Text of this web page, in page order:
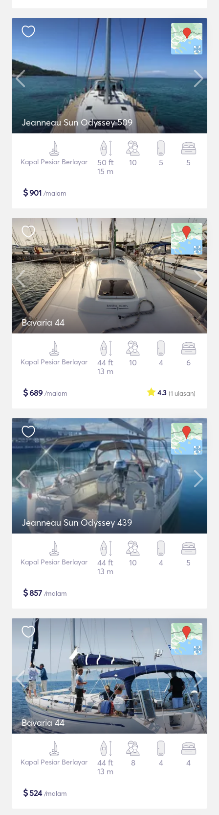
Jeanneau Sun Odyssey 509
Kapal Pesiar Berlayar
50 ft
15 m
10 5 5
$901 /malam
Bavaria 44
Kapal Pesiar Berlayar
44 ft
13 m
10 4 6
$689 /malam (1 ulasan)
4.3
Jeanneau Sun Odyssey 439
Kapal Pesiar Berlayar
44 ft
13 m
10 4 5
$857 /malam
Bavaria 44
Kapal Pesiar Berlayar
44 ft
13 m
8 4 4
$524/malam